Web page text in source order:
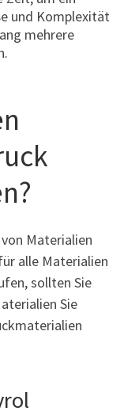
und Komplexität
mehrere
Materialien
alle Materialien
sollten Sie
Sie